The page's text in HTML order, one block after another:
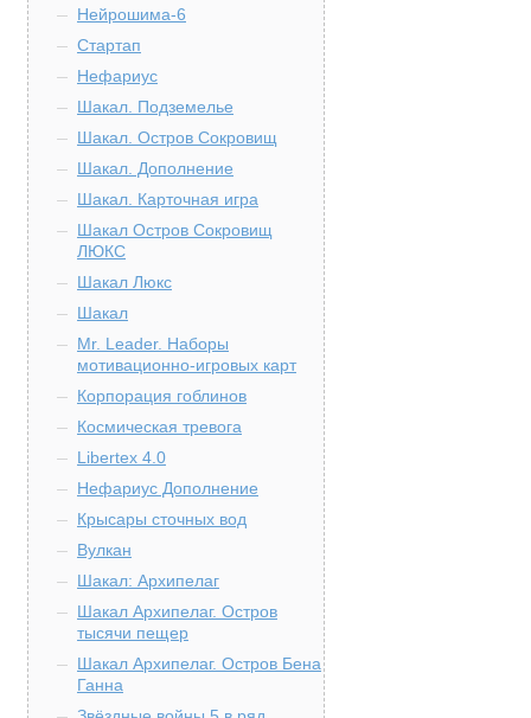
Нейрошима-6
Стартап
Нефариус
Шакал. Подземелье
Шакал. Остров Сокровищ
Шакал. Дополнение
Шакал. Карточная игра
Шакал Остров Сокровищ
ЛЮКС
Шакал Люкс
Шакал
Mr. Leader. Наборы
мотивационно-игровых карт
Корпорация гоблинов
Космическая тревога
Libertex 4.0
Нефариус Дополнение
Крысары сточных вод
Вулкан
Шакал: Архипелаг
Шакал Архипелаг. Остров
тысячи пещер
Шакал Архипелаг. Остров Бена
Ганна